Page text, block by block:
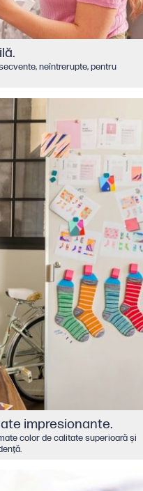
neîntrerupte, pentru
impresionante.
color de calitate superioară şi